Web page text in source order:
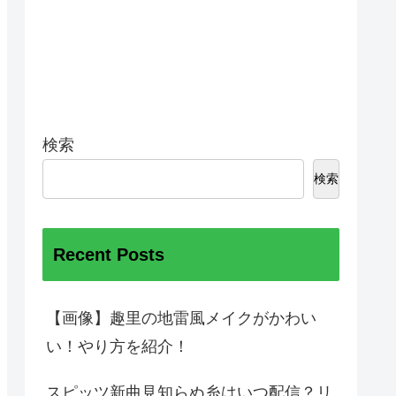
検索
検索
Recent Posts
【画像】趣里の地雷風メイクがかわい
い！やり方を紹介！
スピッツ新曲見知らぬ糸はいつ配信？リ